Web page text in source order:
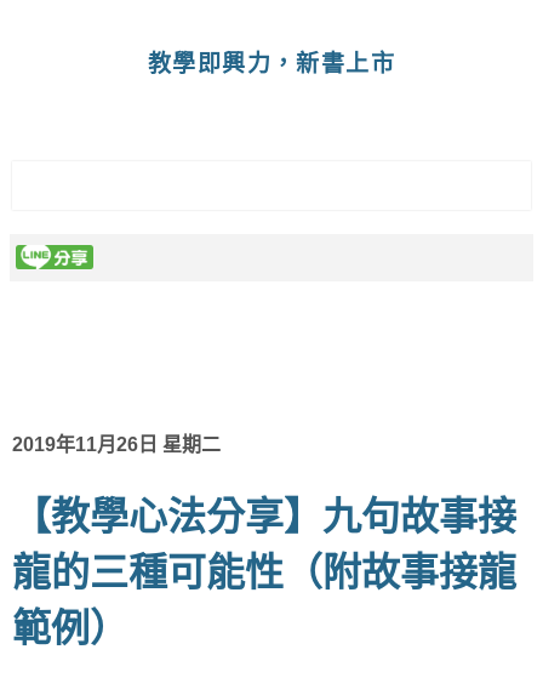
教學即興力，新書上市
2019年11月26日 星期二
【教學心法分享】九句故事接
龍的三種可能性（附故事接龍
範例）